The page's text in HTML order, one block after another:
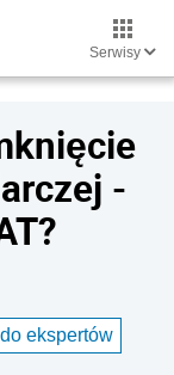
Serwisy
-
do ekspertów